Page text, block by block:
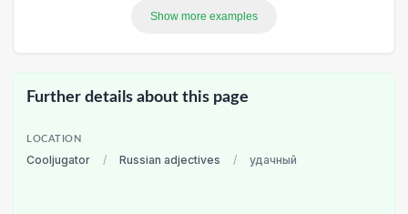
Show more examples
Further details about this page
LOCATION
Cooljugator / Russian adjectives / удачный